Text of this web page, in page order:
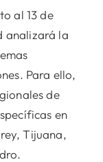
al 13 de
analizará la
Para ello,
de
en
Tijuana,